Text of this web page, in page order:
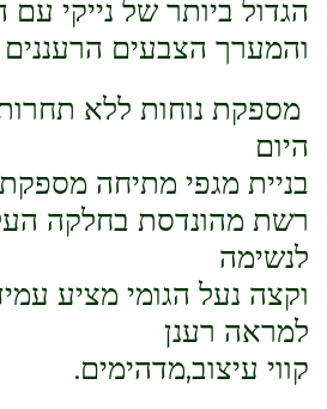
הגדול ביותר של נייקי עם
והמערך הצבעים
מספקת נוחות ללא
היום
בניית מגפי מתיחה
רשת מהונדסת בחלקה
לנשימה
וקצה נעל הגומי מציע
למראה רענן
קווי עיצוב,מדהימים.